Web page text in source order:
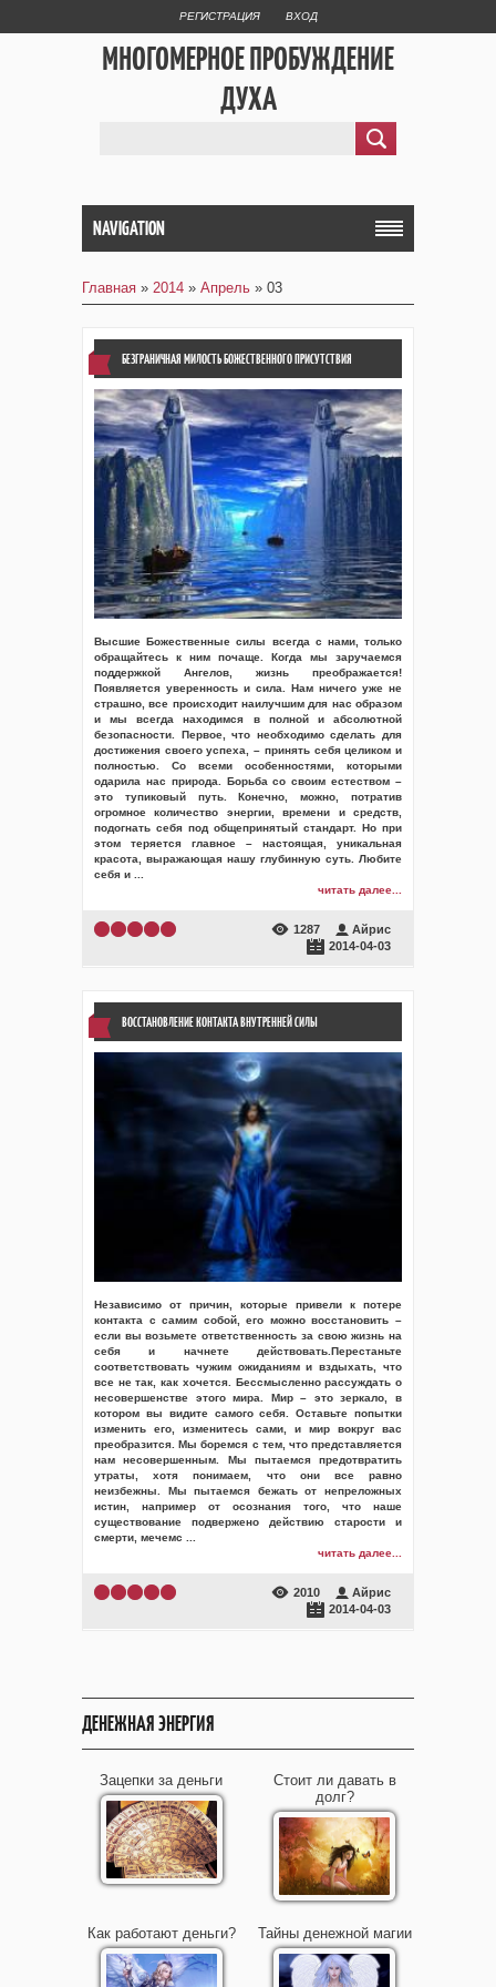
РЕГИСТРАЦИЯ ВХОД
МНОГОМЕРНОЕ ПРОБУЖДЕНИЕ
ДУХА
NAVIGATION
Главная » 2014 » Апрель » 03
БЕЗГРАНИЧНАЯ МИЛОСТЬ БОЖЕСТВЕННОГО ПРИСУТСТВИЯ
Высшие Божественные силы всегда с нами, только
обращайтесь к ним почаще. Когда мы заручаемся
поддержкой Ангелов, жизнь преображается!
Появляется уверенность и сила. Нам ничего уже не
страшно, все происходит наилучшим для нас образом
и мы всегда находимся в полной и абсолютной
безопасности. Первое, что необходимо сделать для
достижения своего успеха, – принять себя целиком и
полностью. Со всеми особенностями, которыми
одарила нас природа. Борьба со своим естеством –
это тупиковый путь. Конечно, можно, потратив
огромное количество энергии, времени и средств,
подогнать себя под общепринятый стандарт. Но при
этом теряется главное – настоящая, уникальная
красота, выражающая нашу глубинную суть. Любите
себя и ...
читать далее...
1287
Айрис
2014-04-03
ВОССТАНОВЛЕНИЕ КОНТАКТА ВНУТРЕННЕЙ СИЛЫ
Независимо от причин, которые привели к потере
контакта с самим собой, его можно восстановить –
если вы возьмете ответственность за свою жизнь на
себя и начнете действовать.Перестаньте
соответствовать чужим ожиданиям и вздыхать, что
все не так, как хочется. Бессмысленно рассуждать о
несовершенстве этого мира. Мир – это зеркало, в
котором вы видите самого себя. Оставьте попытки
изменить его, изменитесь сами, и мир вокруг вас
преобразится. Мы боремся с тем, что представляется
нам несовершенным. Мы пытаемся предотвратить
утраты, хотя понимаем, что они все равно
неизбежны. Мы пытаемся бежать от непреложных
истин, например от осознания того, что наше
существование подвержено действию старости и
смерти, мечемс ...
читать далее...
2010
Айрис
2014-04-03
ДЕНЕЖНАЯ ЭНЕРГИЯ
Зацепки за деньги
Стоит ли давать в
долг?
Как работают деньги? Тайны денежной магии